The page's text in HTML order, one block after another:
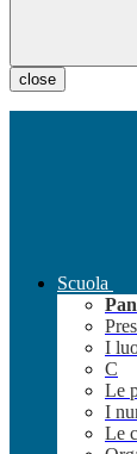
close
Scuola
I
C
Le
I
Le